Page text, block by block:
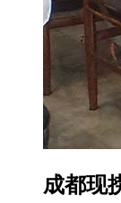
成都现